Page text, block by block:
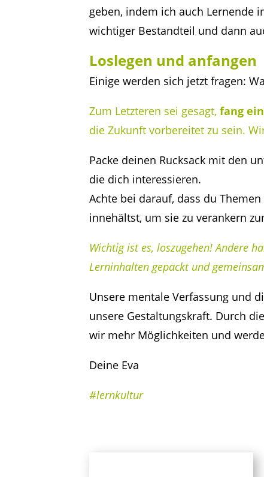
geben, indem ich auch Lernende
wichtiger Bestandteil und dann
Loslegen und anfangen
Einige werden sich jetzt fragen:
Zum Letzteren sei gesagt,fang
die Zukunft vorbereitet zu sein.
Packe deinen Rucksack mit den
die dich interessieren.
Achte bei darauf, dass du
innehältst, um sie zu verankern
Wichtig ist es, loszugehen! Andere
Lerninhalten gepackt und
Unsere mentale Verfassung und
unsere Gestaltungskraft. Durch
wir mehr Möglichkeiten und
Deine Eva
#lernkultur